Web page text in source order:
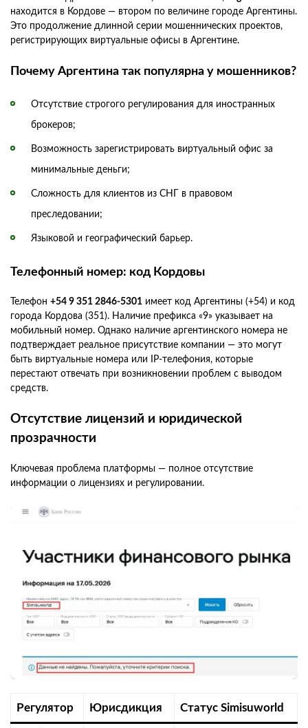
находится в Кордове — втором по величине городе Аргентины.
Это продолжение длинной серии мошеннических проектов,
регистрирующих виртуальные офисы в Аргентине.
Почему Аргентина так популярна у мошенников?
Отсутствие строгого регулирования для иностранных
брокеров;
Возможность зарегистрировать виртуальный офис за
минимальные деньги;
Сложность для клиентов из СНГ в правовом
преследовании;
Языковой и географический барьер.
Телефонный номер: код Кордовы
Телефон +54 9 351 2846-5301 имеет код Аргентины (+54) и код
города Кордова (351). Наличие префикса «9» указывает на
мобильный номер. Однако наличие аргентинского номера не
подтверждает реальное присутствие компании — это могут
быть виртуальные номера или IP-телефония, которые
перестают отвечать при возникновении проблем с выводом
средств.
Отсутствие лицензий и юридической
прозрачности
Ключевая проблема платформы — полное отсутствие
информации о лицензиях и регулировании.
Регулятор Юрисдикция Статус Simisuworld